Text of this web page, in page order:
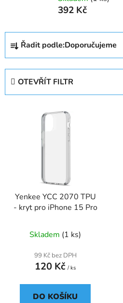
392 Kč
Ř
z
Řadit podle:Doporučujeme
OTEVŘÍT FILTR
Yenkee YCC 2070 TPU
- kryt pro iPhone 15 Pro
Skladem (1 ks)
99 Kč bez DPH
120 Kč / ks
DO KOŠÍKU